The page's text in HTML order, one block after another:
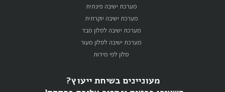
מערכת ישיבה פינתית
מערכת ישיבה יוקרתית
מערכת ישיבה לסלון מבד
מערכת ישיבה לסלון מעור
סלון לפי מידות
מעוניינים בשיחת ייעוץ?